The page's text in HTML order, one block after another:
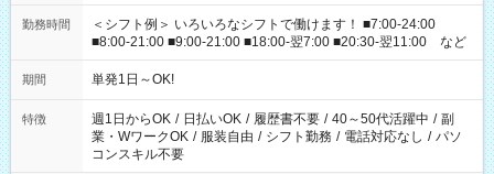
勤務時間
＜シフト例＞ いろいろなシフトで働けます！ ■7:00-24:00
■8:00-21:00 ■9:00-21:00 ■18:00-翌7:00 ■20:30-翌11:00 など
期間 単発1日～OK!
特徴 週1日からOK / 日払いOK / 履歴書不要 / 40～50代活躍中 / 副
業・WワークOK / 服装自由 / シフト勤務 / 電話対応なし / パソ
コンスキル不要